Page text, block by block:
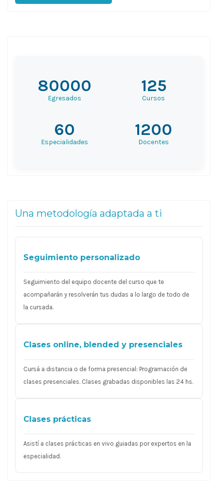
80000
Egresados
125
Cursos
60
Especialidades
1200
Docentes
Una metodología adaptada a ti
Seguimiento personalizado
Seguimiento del equipo docente del curso que te
acompañarán y resolverán tus dudas a lo largo de todo de
la cursada.
Clases online, blended y presenciales
Cursá a distancia o de forma presencial: Programación de
clases presenciales. Clases grabadas disponibles las 24 hs.
Clases prácticas
Asistí a clases prácticas en vivo guiadas por expertos en la
especialidad.